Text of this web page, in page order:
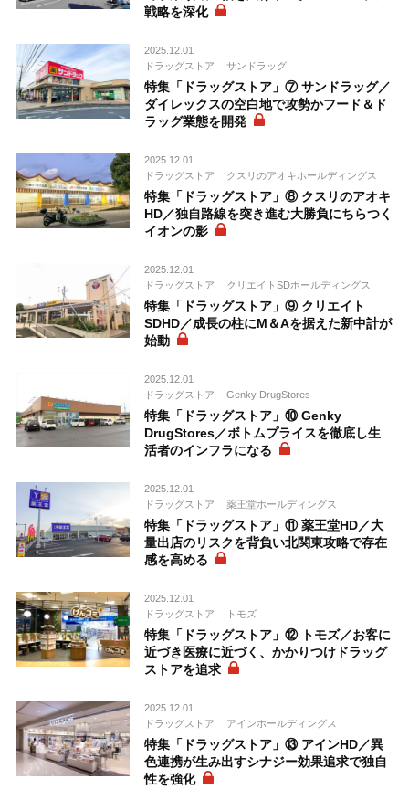
戦略を深化
2025.12.01
ドラッグストア
サンドラッグ
特集「ドラッグストア」⑦ サンドラッグ／
ダイレックスの空白地で攻勢かフード＆ド
ラッグ業態を開発
2025.12.01
ドラッグストア
クスリのアオキホールディングス
特集「ドラッグストア」⑧ クスリのアオキ
HD／独自路線を突き進む大勝負にちらつく
イオンの影
2025.12.01
ドラッグストア
クリエイトSDホールディングス
特集「ドラッグストア」⑨ クリエイト
SDHD／成長の柱にM＆Aを据えた新中計が
始動
2025.12.01
ドラッグストア
Genky DrugStores
特集「ドラッグストア」⑩ Genky
DrugStores／ボトムプライスを徹底し生
活者のインフラになる
2025.12.01
ドラッグストア
薬王堂ホールディングス
特集「ドラッグストア」⑪ 薬王堂HD／大
量出店のリスクを背負い北関東攻略で存在
感を高める
2025.12.01
ドラッグストア
トモズ
特集「ドラッグストア」⑫ トモズ／お客に
近づき医療に近づく、かかりつけドラッグ
ストアを追求
2025.12.01
ドラッグストア
アインホールディングス
特集「ドラッグストア」⑬ アインHD／異
色連携が生み出すシナジー効果追求で独自
性を強化